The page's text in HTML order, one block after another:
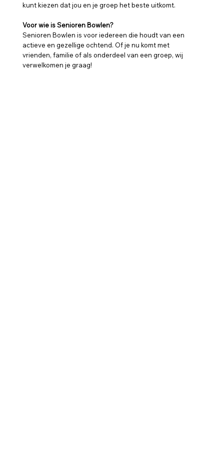
kunt kiezen dat jou en je groep het beste uitkomt.
Voor wie is Senioren Bowlen?
Senioren Bowlen is voor iedereen die houdt van een
actieve en gezellige ochtend. Of je nu komt met
vrienden, familie of als onderdeel van een groep, wij
verwelkomen je graag!